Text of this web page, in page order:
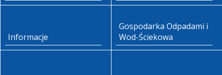
Informacje
Gospodarka Odpadami i
Wod-Ściekowa